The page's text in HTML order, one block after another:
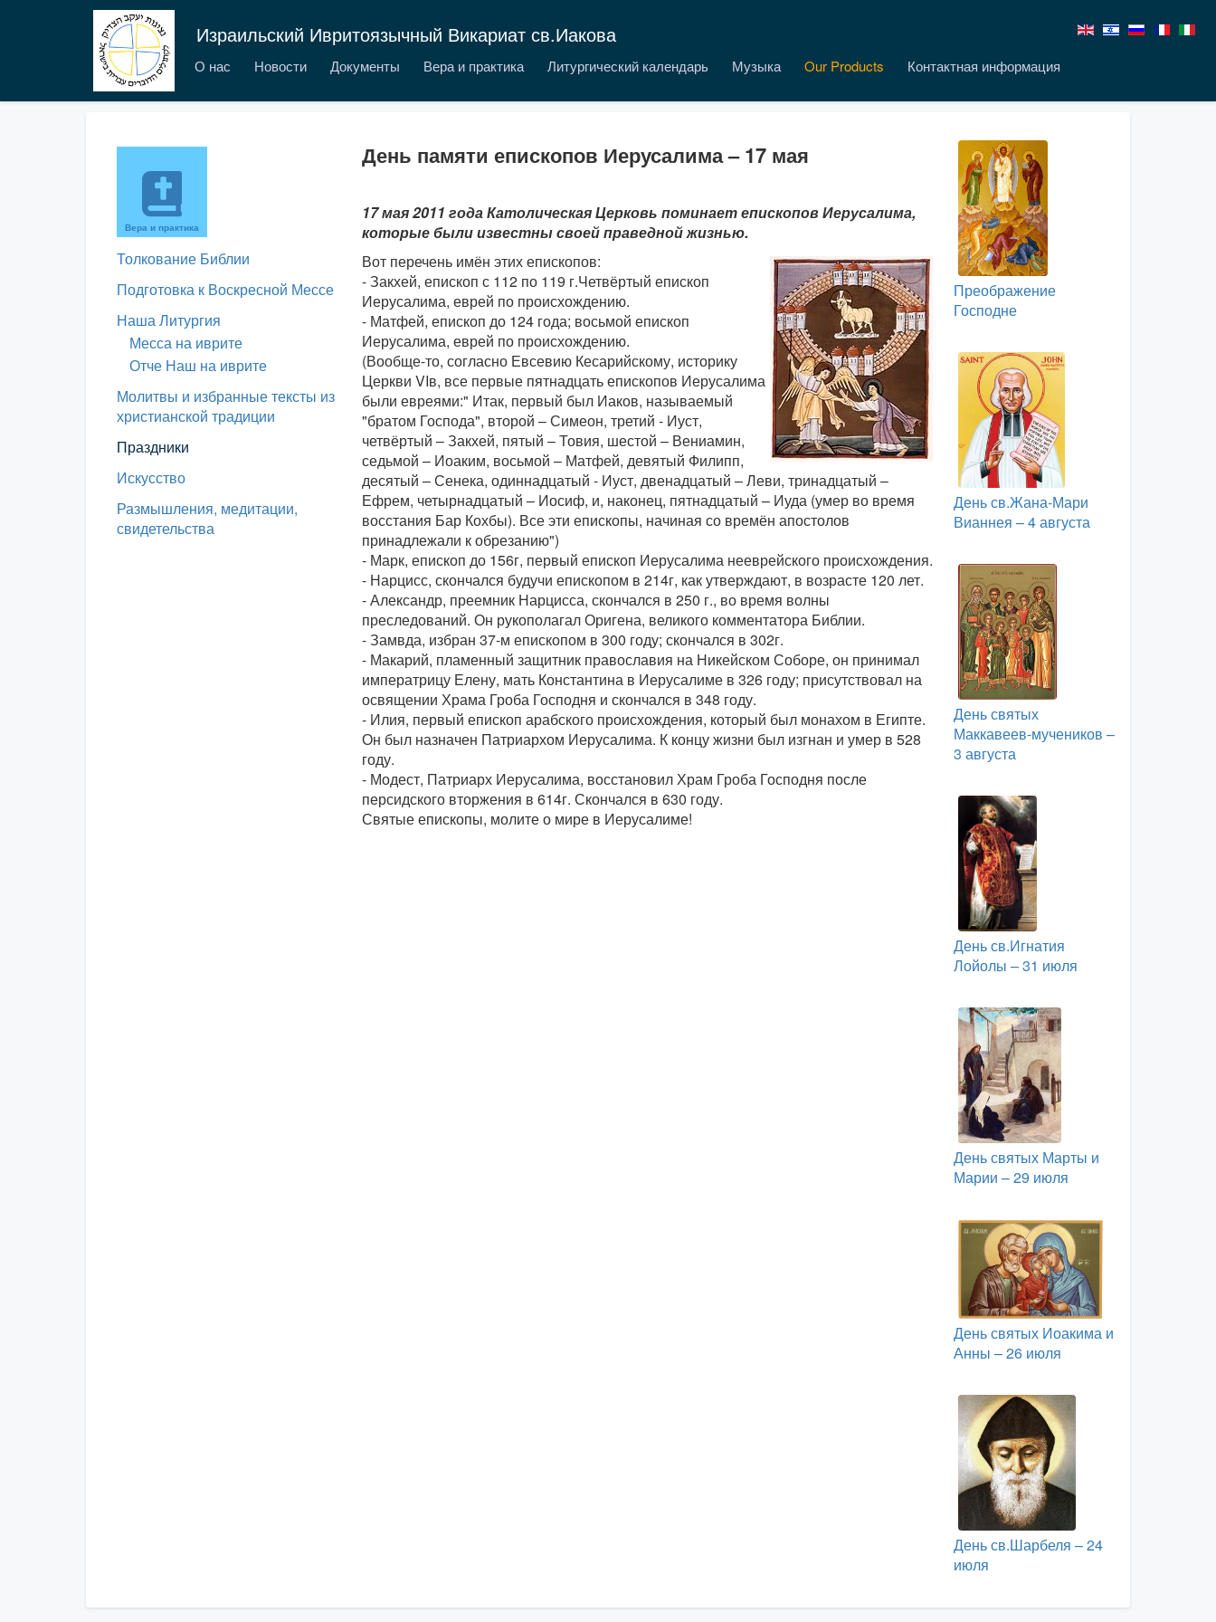
Израильский Ивритоязычный Викариат св.Иакова
О нас Новости Документы Вера и практика Литургический календарь Музыка Our Products Контактная информация
Вера и практика
Толкование Библии
Подготовка к Воскресной Мессе
Наша Литургия
Месса на иврите
Отче Наш на иврите
Молитвы и избранные тексты из
христианской традиции
Праздники
Искусство
Размышления, медитации,
свидетельства
День памяти епископов Иерусалима – 17 мая
17 мая 2011 года Католическая Церковь поминает епископов Иерусалима,
которые были известны своей праведной жизнью.
Вот перечень имён этих епископов:
- Закхей, епископ с 112 по 119 г.Четвёртый епископ
Иерусалима, еврей по происхождению.
- Матфей, епископ до 124 года; восьмой епископ
Иерусалима, еврей по происхождению.
(Вообще-то, согласно Евсевию Кесарийскому, историку
Церкви VIв, все первые пятнадцать епископов Иерусалима
были евреями:" Итак, первый был Иаков, называемый
"братом Господа", второй – Симеон, третий - Иуст,
четвёртый – Закхей, пятый – Товия, шестой – Вениамин,
седьмой – Иоаким, восьмой – Матфей, девятый Филипп,
десятый – Сенека, одиннадцатый - Иуст, двенадцатый – Леви, тринадцатый –
Ефрем, четырнадцатый – Иосиф, и, наконец, пятнадцатый – Иуда (умер во время
восстания Бар Кохбы). Все эти епископы, начиная со времён апостолов
принадлежали к обрезанию")
- Марк, епископ до 156г, первый епископ Иерусалима нееврейского происхождения.
- Нарцисс, скончался будучи епископом в 214г, как утверждают, в возрасте 120 лет.
- Александр, преемник Нарцисса, скончался в 250 г., во время волны
преследований. Он рукополагал Оригена, великого комментатора Библии.
- Замвда, избран 37-м епископом в 300 году; скончался в 302г.
- Макарий, пламенный защитник православия на Никейском Соборе, он принимал
императрицу Елену, мать Константина в Иерусалиме в 326 году; присутствовал на
освящении Храма Гроба Господня и скончался в 348 году.
- Илия, первый епископ арабского происхождения, который был монахом в Египте.
Он был назначен Патриархом Иерусалима. К концу жизни был изгнан и умер в 528
году.
- Модест, Патриарх Иерусалима, восстановил Храм Гроба Господня после
персидского вторжения в 614г. Скончался в 630 году.
Святые епископы, молите о мире в Иерусалиме!
Преображение
Господне
День св.Жана-Мари
Вианнея – 4 августа
День святых
Маккавеев-мучеников –
3 августа
День св.Игнатия
Лойолы – 31 июля
День святых Марты и
Марии – 29 июля
День святых Иоакима и
Анны – 26 июля
День св.Шарбеля – 24
июля